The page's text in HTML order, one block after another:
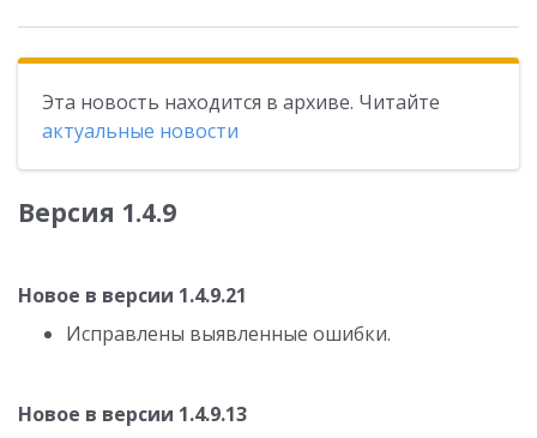
Эта новость находится в архиве. Читайте
актуальные новости
Версия 1.4.9
Новое в версии 1.4.9.21
Исправлены выявленные ошибки.
Новое в версии 1.4.9.13